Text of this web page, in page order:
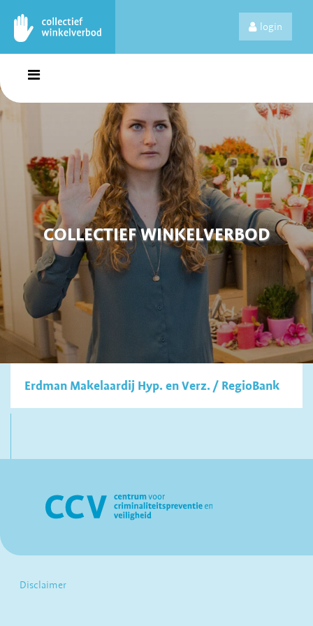
login
COLLECTIEF WINKELVERBOD
Erdman Makelaardij Hyp. en Verz. / RegioBank
Disclaimer